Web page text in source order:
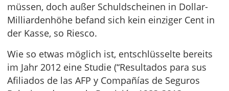
müssen, doch außer Schuldscheinen in Dollar-
Milliardenhöhe befand sich kein einziger Cent in
der Kasse, so Riesco.
Wie so etwas möglich ist, entschlüsselte bereits
im Jahr 2012 eine Studie (“Resultados para sus
Afiliados de las AFP y Compañías de Seguros